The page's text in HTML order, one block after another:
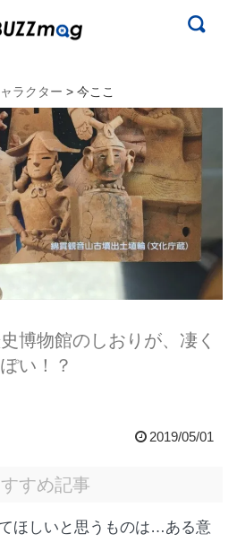
ラクター > 今ここ
博物館のしおりが、凄く
い！？
2019/05/01
すめ記事
ほしいと思うものは…ある意